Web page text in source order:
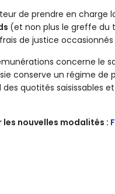
de prendre en charge
(et non plus le greffe du
de justice
concerne le
conserve un régime de
quotités saisissables
nouvelles modalités :